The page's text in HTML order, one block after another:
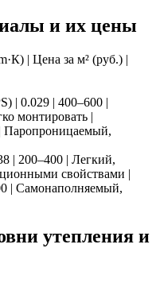
и их цены
| Цена за м² (руб.) |
| 0.029 | 400–600 |
монтировать |
Паропроницаемый,
| 200–400 | Легкий,
свойствами |
| Самонаполняемый,
утепления и